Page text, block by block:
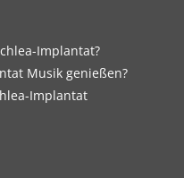
Implantat?
Musik genießen?
Implantat